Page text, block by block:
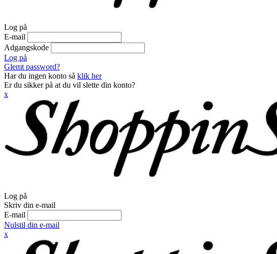
Log på
E-mail
Adgangskode
Log på
Glemt password?
Har du ingen konto så klik her
Er du sikker på at du vil slette din konto?
x
Log på
Skriv din e-mail
E-mail
Nulstil din e-mail
x